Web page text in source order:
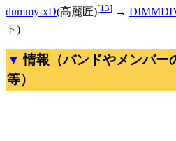
dummy-xD(高麗匠)[13] →
ト)
情報（バンドやメンバー
等）